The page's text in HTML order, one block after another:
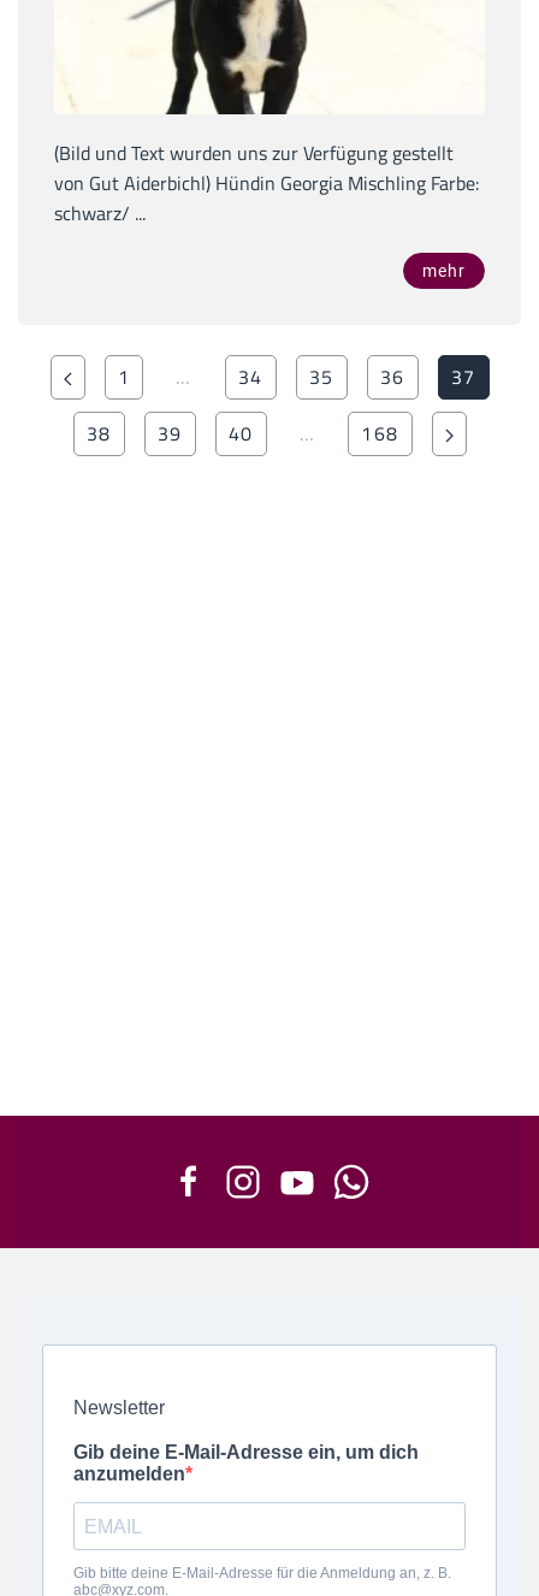
(Bild und Text wurden uns zur Verfügung gestellt
von Gut Aiderbichl) Hündin Georgia Mischling Farbe:
schwarz/ ...
mehr
1 … 34 35 36
37
38
39 40 … 168